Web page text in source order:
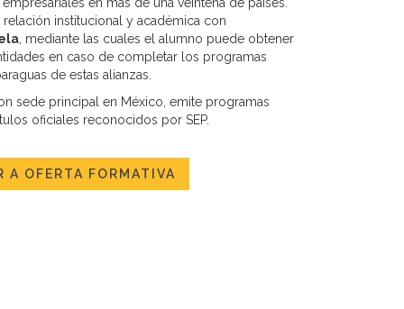
entidad que esté debidamente autorizado podrá tener
de la información que le pedimos.
Tiene derecho a saber qué información tenemos
usted, corregirla y eliminarla, tal y como se explica en la
adicional disponible en nuestra página web.
adicional:Más información en el apartado “SUS
SEGUROS” de nuestra página web.
institucional y académica con
, mediante las cuales el alumno puede obtener
en caso de completar los programas
de estas alianzas.
sede principal en México, emite programas
oficiales reconocidos por SEP.
A OFERTA FORMATIVA